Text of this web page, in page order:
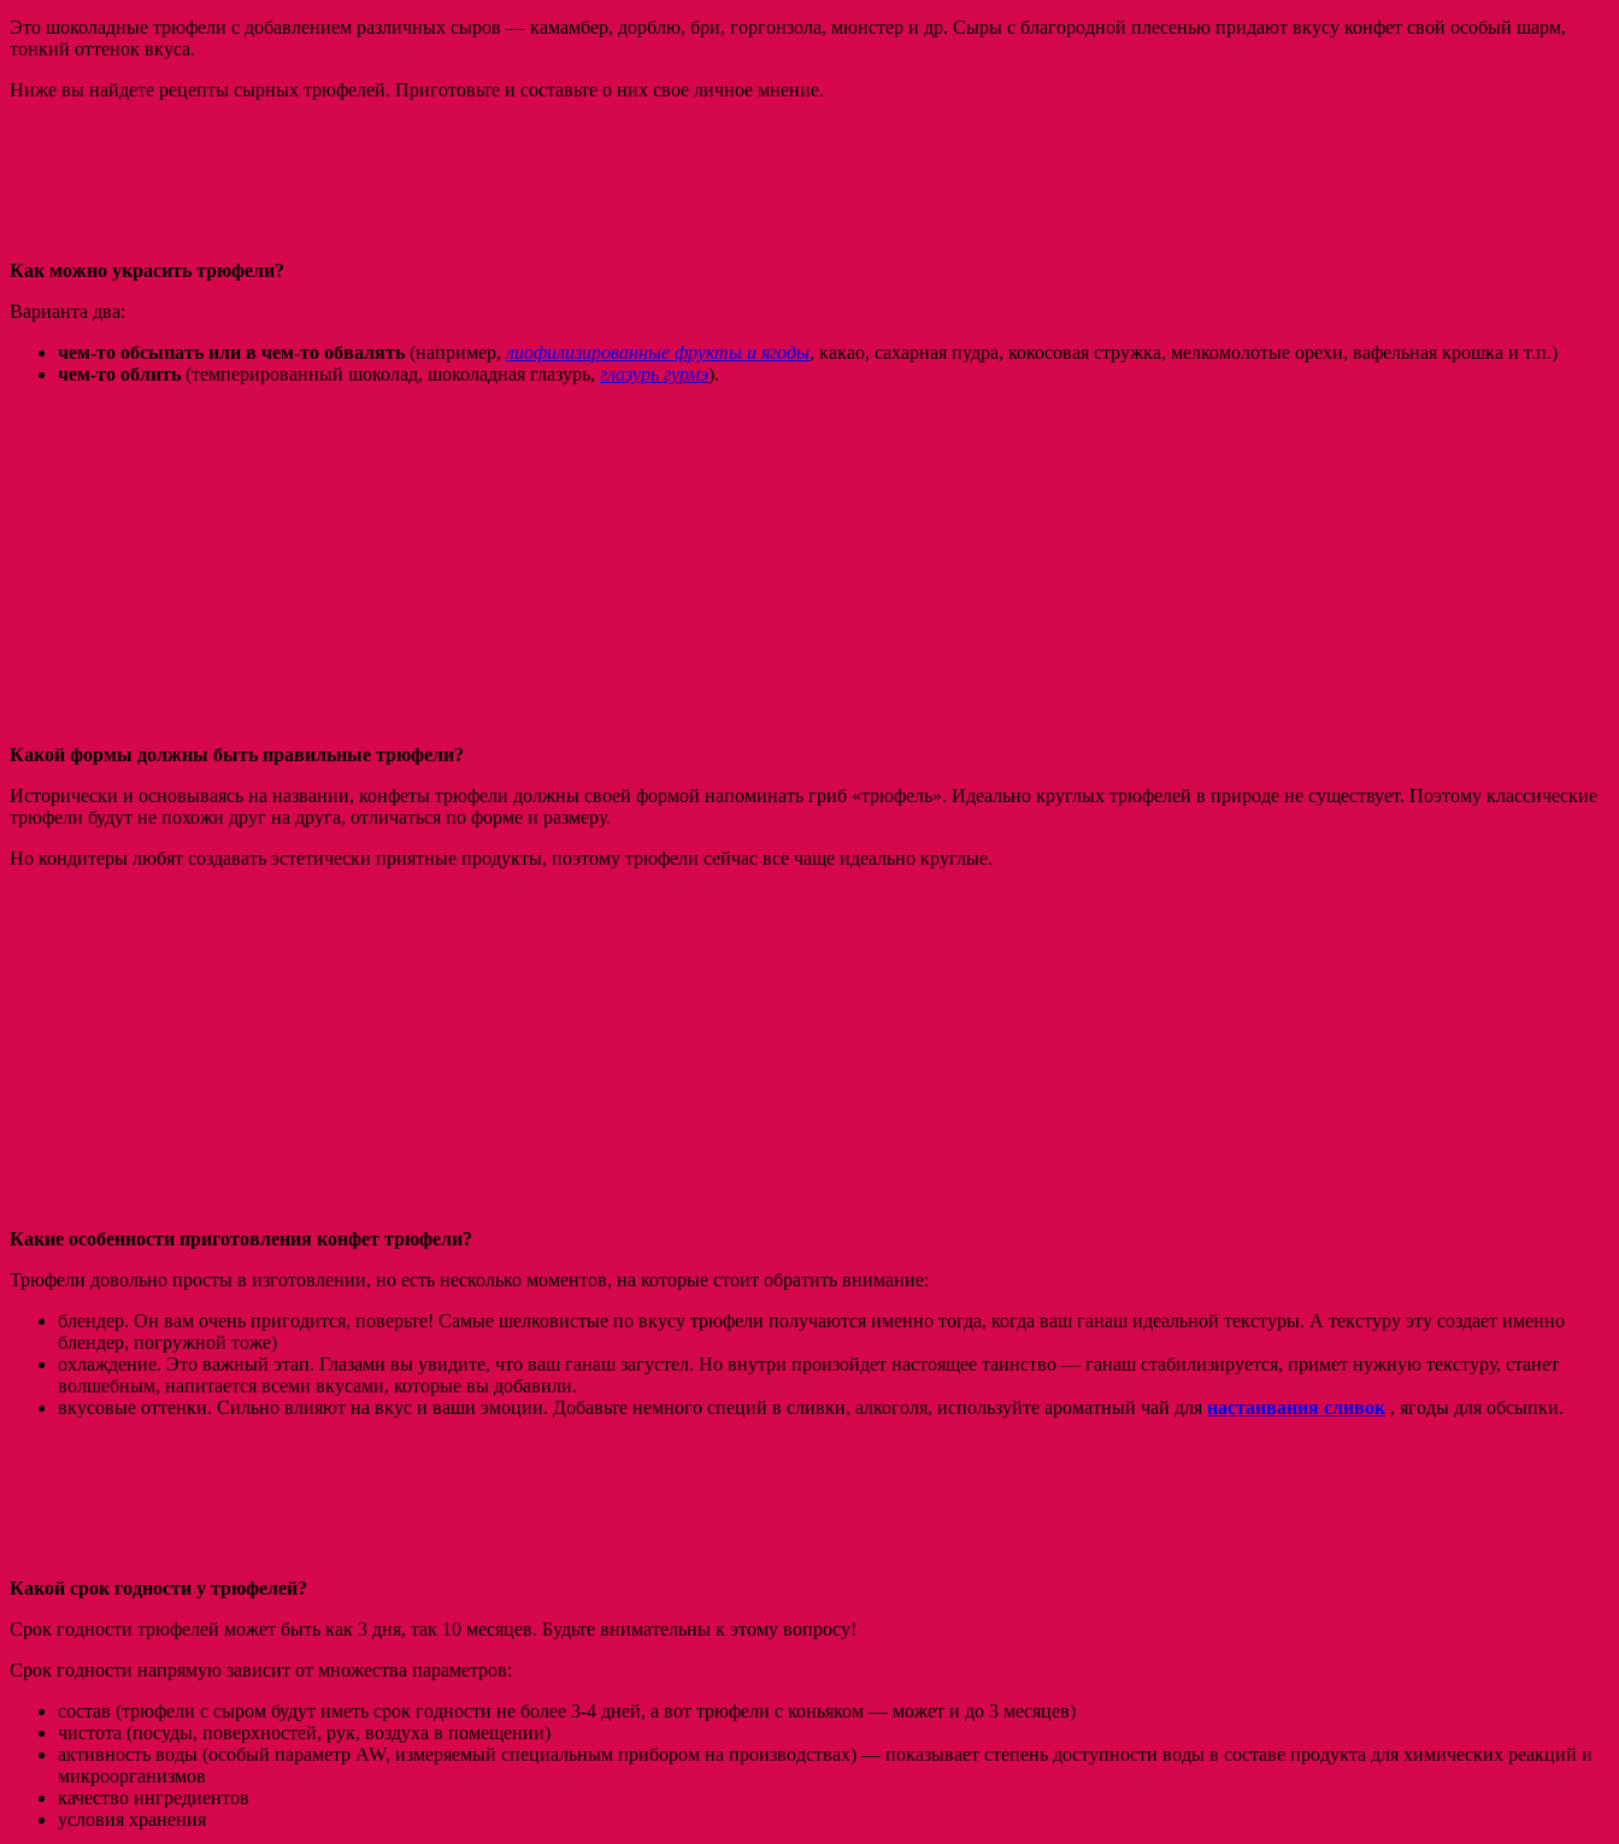
Это шоколадные трюфели с добавлением различных сыров — камамбер, дорблю, бри, горгонзола, мюнстер и др. Сыры с благородной плесенью придают вкусу конфет свой особый шарм,
тонкий оттенок вкуса.
Ниже вы найдете рецепты сырных трюфелей. Приготовьте и составьте о них свое личное мнение.
Как можно украсить трюфели?
Варианта два:
чем-то обсыпать или в чем-то обвалять (например, лиофилизированные фрукты и ягоды, какао, сахарная пудра, кокосовая стружка, мелкомолотые орехи, вафельная крошка и т.п.)
чем-то облить (темперированный шоколад, шоколадная глазурь, глазурь гурмэ).
Какой формы должны быть правильные трюфели?
Исторически и основываясь на названии, конфеты трюфели должны своей формой напоминать гриб «трюфель». Идеально круглых трюфелей в природе не существует. Поэтому классические
трюфели будут не похожи друг на друга, отличаться по форме и размеру.
Но кондитеры любят создавать эстетически приятные продукты, поэтому трюфели сейчас все чаще идеально круглые.
Какие особенности приготовления конфет трюфели?
Трюфели довольно просты в изготовлении, но есть несколько моментов, на которые стоит обратить внимание:
блендер. Он вам очень пригодится, поверьте! Самые шелковистые по вкусу трюфели получаются именно тогда, когда ваш ганаш идеальной текстуры. А текстуру эту создает именно
блендер, погружной тоже)
охлаждение. Это важный этап. Глазами вы увидите, что ваш ганаш загустел. Но внутри произойдет настоящее таинство — ганаш стабилизируется, примет нужную текстуру, станет
волшебным, напитается всеми вкусами, которые вы добавили.
вкусовые оттенки. Сильно влияют на вкус и ваши эмоции. Добавьте немного специй в сливки, алкоголя, используйте ароматный чай для настаивания сливок , ягоды для обсыпки.
Какой срок годности у трюфелей?
Срок годности трюфелей может быть как 3 дня, так 10 месяцев. Будьте внимательны к этому вопросу!
Срок годности напрямую зависит от множества параметров:
состав (трюфели с сыром будут иметь срок годности не более 3-4 дней, а вот трюфели с коньяком — может и до 3 месяцев)
чистота (посуды, поверхностей, рук, воздуха в помещении)
активность воды (особый параметр AW, измеряемый специальным прибором на производствах) — показывает степень доступности воды в составе продукта для химических реакций и
микроорганизмов
качество ингредиентов
условия хранения